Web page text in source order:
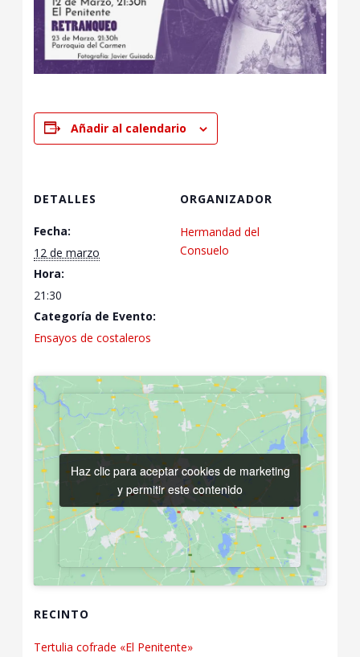
Añadir al calendario
DETALLES
Fecha:
12 de marzo
Hora:
21:30
Categoría de Evento:
Ensayos de costaleros
ORGANIZADOR
Hermandad del
Consuelo
RECINTO
Tertulia cofrade «El Penitente»
Haz clic para aceptar cookies de marketing
y permitir este contenido
Haz clic para aceptar cookies de marketing
y permitir este contenido